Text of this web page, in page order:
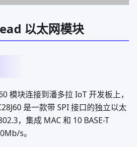
以太网模块
模块连接到潘多拉 IoT 开发板上，
是一款带 SPI 接口的独立以太
，集成 MAC 和 10 BASE-T
s。